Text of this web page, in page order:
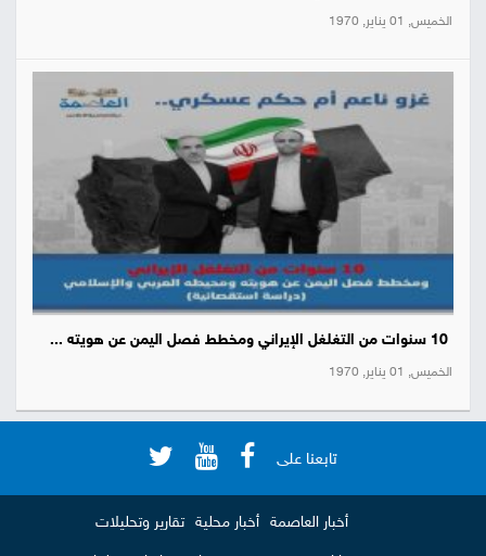
الخميس, 01 يناير, 1970
الخميس, 01 يناير, 1970
تابعنا على
أخبار العاصمة أخبار محلية تقارير وتحليلات